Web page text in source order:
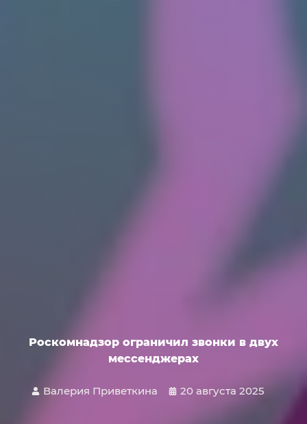
Роскомнадзор ограничил звонки в двух
мессенджерах
Валерия Приветкина 20 августа 2025